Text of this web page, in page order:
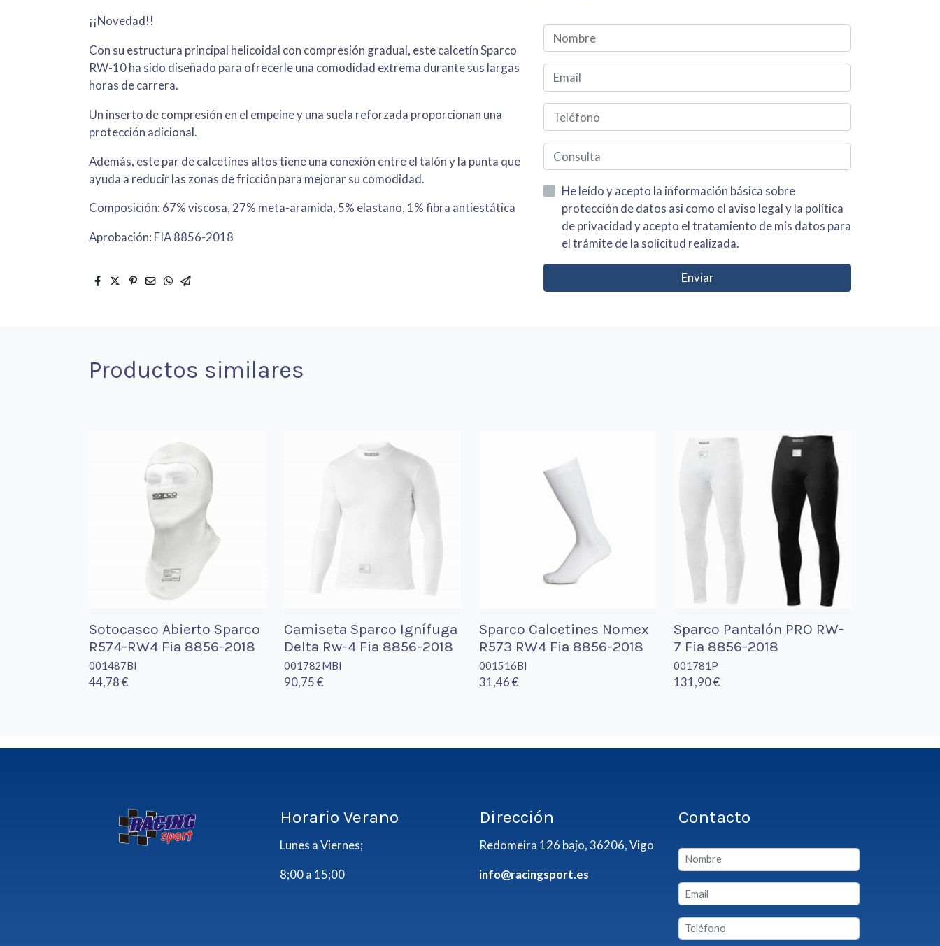
¡¡Novedad!!
Con su estructura principal helicoidal con compresión gradual, este calcetín Sparco
RW-10 ha sido diseñado para ofrecerle una comodidad extrema durante sus largas
horas de carrera.
Un inserto de compresión en el empeine y una suela reforzada proporcionan una
protección adicional.
Además, este par de calcetines altos tiene una conexión entre el talón y la punta que
ayuda a reducir las zonas de fricción para mejorar su comodidad.
Composición: 67% viscosa, 27% meta-aramida, 5% elastano, 1% fibra antiestática
Aprobación: FIA 8856-2018
He leído y acepto la información básica sobre
protección de datos asi como el aviso legal y la política
de privacidad y acepto el tratamiento de mis datos para
el trámite de la solicitud realizada.
Enviar
Productos similares
Sotocasco Abierto Sparco
R574-RW4 Fia 8856-2018
001487BI
44,78 €
Camiseta Sparco Ignífuga
Delta Rw-4 Fia 8856-2018
001782MBI
90,75 €
Sparco Calcetines Nomex
R573 RW4 Fia 8856-2018
001516BI
31,46 €
Sparco Pantalón PRO RW-
7 Fia 8856-2018
001781P
131,90 €
Horario Verano
Lunes a Viernes;
8;00 a 15;00
Dirección
Redomeira 126 bajo, 36206, Vigo
info@racingsport.es
Contacto